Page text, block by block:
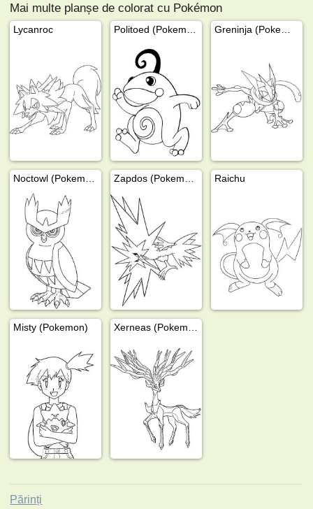
Mai multe planșe de colorat cu Pokémon
Lycanroc
Raichu
Misty (Pokemon)
Părinți